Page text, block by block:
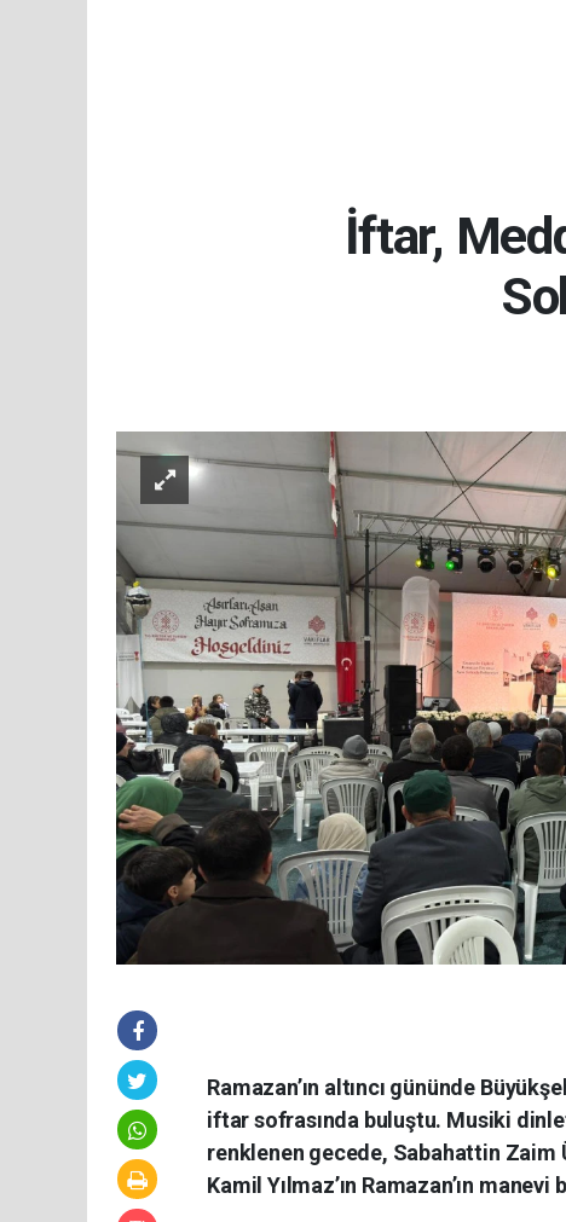
İftar,
Ramazan’ın altıncı gününde
iftar sofrasında buluştu. Musiki
renklenen gecede, Sabahattin Zaim
Kamil Yılmaz’ın Ramazan’ın